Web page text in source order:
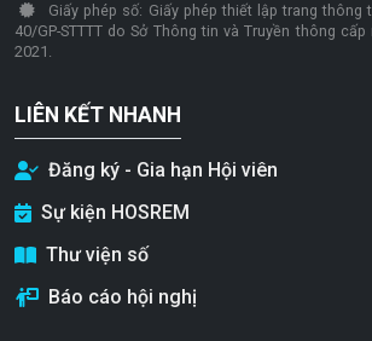
Giấy phép số: Giấy phép thiết lập trang
40/GP-STTTT do Sở Thông tin và Truyền thông
2021.
LIÊN KẾT NHANH
Đăng ký - Gia hạn Hội viên
Sự kiện HOSREM
Thư viện số
Báo cáo hội nghị